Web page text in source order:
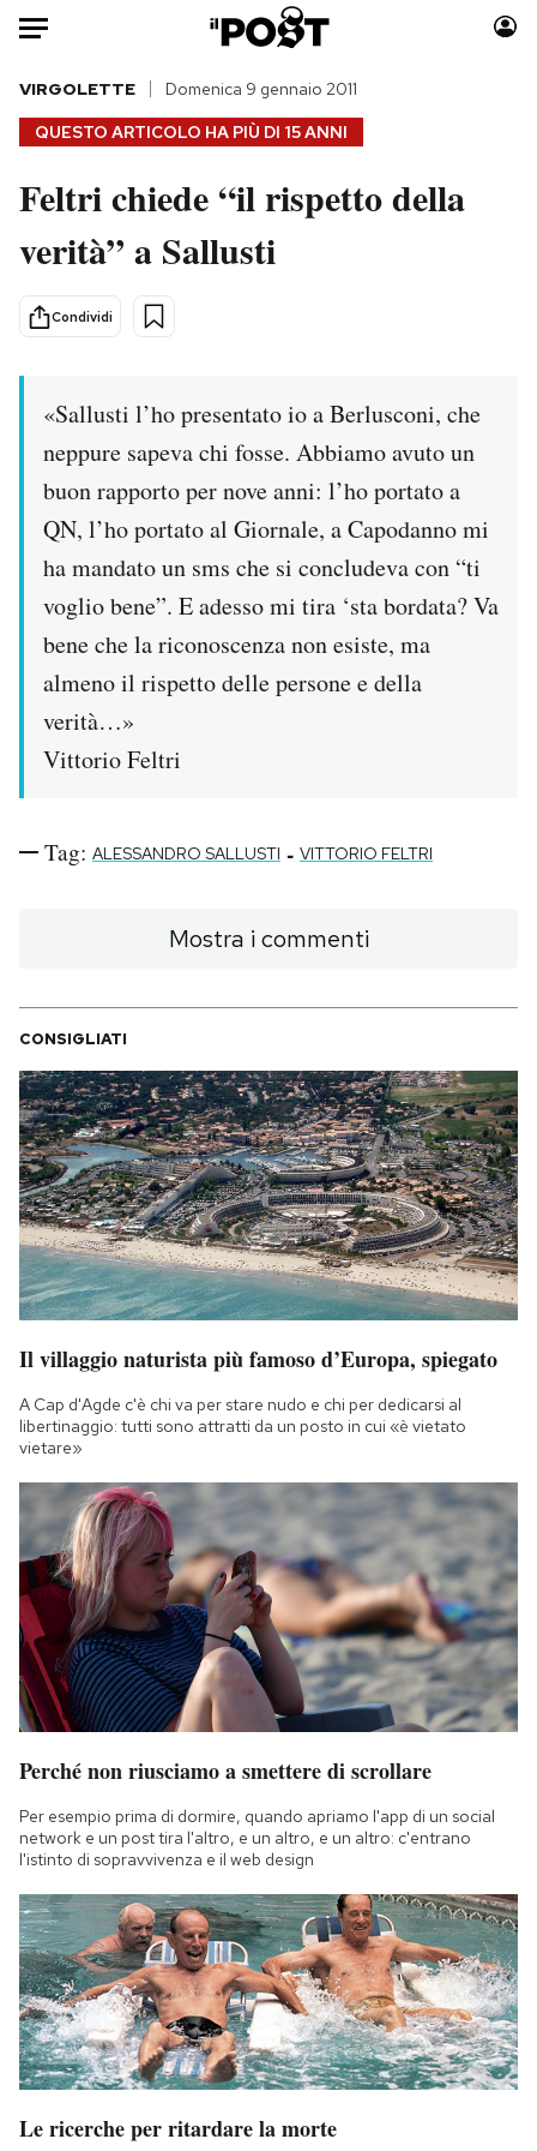
Auto
HOME
Italia
Mondo
Politica
Tecnologia
Internet
Cultura
Moda
Europa
Altrecose
Mondiali calcio 2026
Area Personale
Notifiche mobile
Regala il Post
Hai bisogno di aiuto?
Esci
QUESTO ARTICOLO HA PIÙ DI 15 ANNI
VIRGOLETTE Domenica 9 gennaio 2011
Feltri chiede “il rispetto della
verità” a Sallusti
Condividi
«Sallusti l’ho presentato io a Berlusconi, che
neppure sapeva chi fosse. Abbiamo avuto un
buon rapporto per nove anni: l’ho portato a
QN, l’ho portato al Giornale, a Capodanno mi
ha mandato un sms che si concludeva con “ti
voglio bene”. E adesso mi tira ‘sta bordata? Va
bene che la riconoscenza non esiste, ma
almeno il rispetto delle persone e della
verità…»
Vittorio Feltri
Tag: ALESSANDRO SALLUSTI - VITTORIO FELTRI
Mostra i commenti
CONSIGLIATI
Il villaggio naturista più famoso d’Europa, spiegato
A Cap d'Agde c'è chi va per stare nudo e chi per dedicarsi al
libertinaggio: tutti sono attratti da un posto in cui «è vietato
vietare»
Perché non riusciamo a smettere di scrollare
Per esempio prima di dormire, quando apriamo l'app di un social
network e un post tira l'altro, e un altro, e un altro: c'entrano
l'istinto di sopravvivenza e il web design
Le ricerche per ritardare la morte